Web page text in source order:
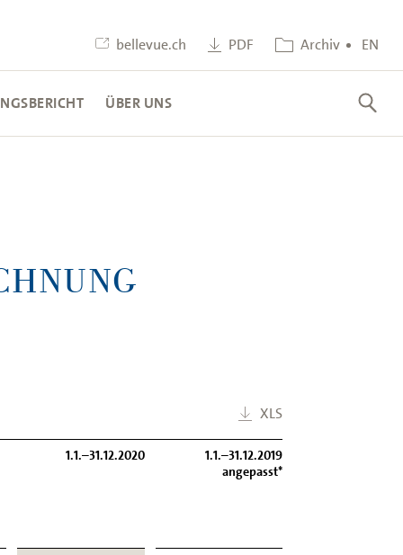
bellevue.ch PDF Archiv EN
ÜBER UNS
XLS
1.1.–31.12.2020
1.1.–31.12.2019
angepasst*